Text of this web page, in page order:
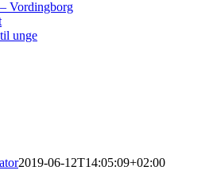
Vordingborg
unge
2019-06-12T14:05:09+02:00